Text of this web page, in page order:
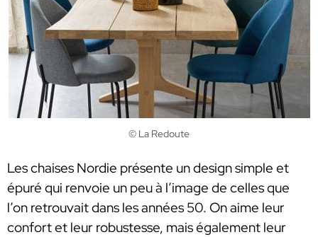
© La Redoute
Les chaises Nordie présente un design simple et
épuré qui renvoie un peu à l’image de celles que
l’on retrouvait dans les années 50. On aime leur
confort et leur robustesse, mais également leur